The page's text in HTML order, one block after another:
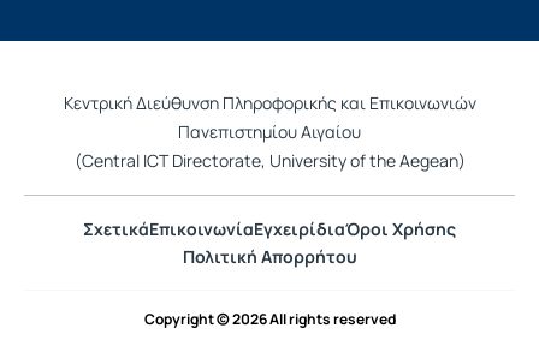
Κεντρική Διεύθυνση Πληροφορικής και Επικοινωνιών
Πανεπιστημίου Αιγαίου
(Central ICT Directorate, University of the Aegean)
ΣχετικάΕπικοινωνίαΕγχειρίδιαΌροι Χρήσης
Πολιτική Απορρήτου
Copyright © 2026 All rights reserved